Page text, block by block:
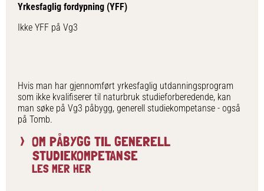
Yrkesfaglig fordypning (YFF)
Ikke YFF på Vg3
Hvis man har gjennomført yrkesfaglig utdanningsprogram
som ikke kvalifiserer til naturbruk studieforberedende, kan
man søke på Vg3 påbygg, generell studiekompetanse - også
på Tomb.
OM PÅBYGG TIL GENERELL
STUDIEKOMPETANSE
LES MER HER